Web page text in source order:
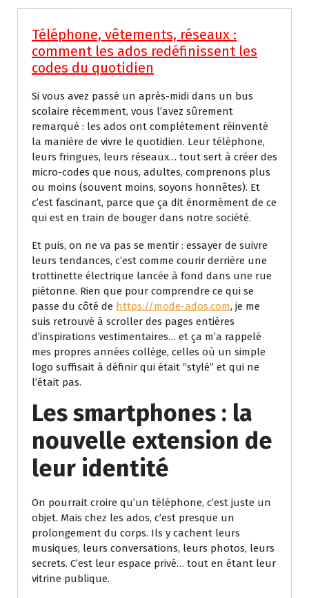
Téléphone, vêtements, réseaux :
comment les ados redéfinissent les
codes du quotidien
Si vous avez passé un après-midi dans un bus
scolaire récemment, vous l’avez sûrement
remarqué : les ados ont complètement réinventé
la manière de vivre le quotidien. Leur téléphone,
leurs fringues, leurs réseaux… tout sert à créer des
micro-codes que nous, adultes, comprenons plus
ou moins (souvent moins, soyons honnêtes). Et
c’est fascinant, parce que ça dit énormément de ce
qui est en train de bouger dans notre société.
Et puis, on ne va pas se mentir : essayer de suivre
leurs tendances, c’est comme courir derrière une
trottinette électrique lancée à fond dans une rue
piétonne. Rien que pour comprendre ce qui se
passe du côté de https://mode-ados.com, je me
suis retrouvé à scroller des pages entières
d’inspirations vestimentaires… et ça m’a rappelé
mes propres années collège, celles où un simple
logo suffisait à définir qui était “stylé” et qui ne
l’était pas.
Les smartphones : la
nouvelle extension de
leur identité
On pourrait croire qu’un téléphone, c’est juste un
objet. Mais chez les ados, c’est presque un
prolongement du corps. Ils y cachent leurs
musiques, leurs conversations, leurs photos, leurs
secrets. C’est leur espace privé… tout en étant leur
vitrine publique.